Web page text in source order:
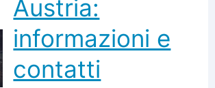
Austria:
informazioni e
contatti